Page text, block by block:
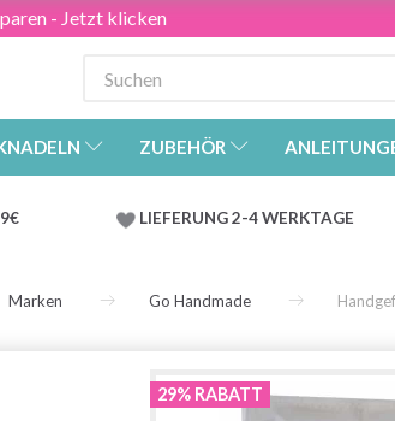
- Jetzt klicken
ZUBEHÖR
LIEFERUNG 2-4 WERKTAGE
Marken Go Handmade
29% RABATT